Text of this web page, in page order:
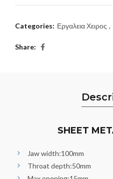
Categories: Εργαλεια Χειρος ,
Share
SHEET
Jaw width:100mm
Throat depth:50mm